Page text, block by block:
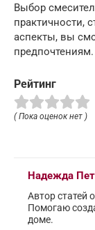
Выбор
практичности,
аспекты, вы
предпочтениям.
Рейтинг
( Пока оценок нет )
Надежда
Автор статей
Помогаю
доме.